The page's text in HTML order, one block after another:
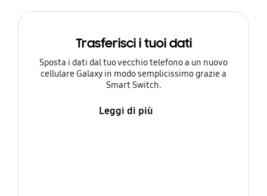
Trasferisci i tuoi dati
Sposta i dati dal tuo vecchio telefono a un nuovo
cellulare Galaxy in modo semplicissimo grazie a
Smart Switch.
Leggi di più